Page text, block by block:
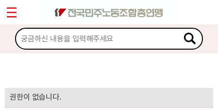
권한이 없습니다.
마이페이지
소개
노동상담